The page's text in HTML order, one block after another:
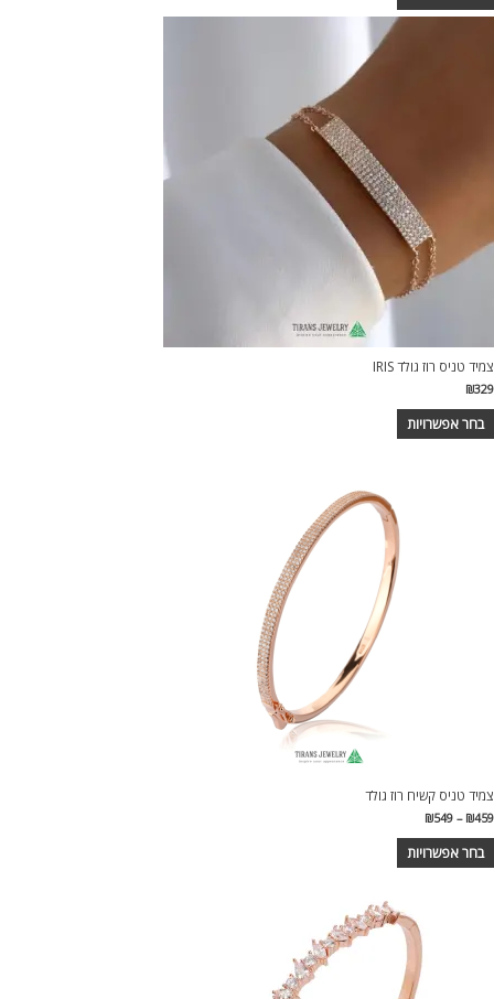
צמיד טניס רוז גולד IRIS
₪329
בחר אפשרויות
צמיד טניס קשיח רוז גולד
₪459
–
₪549
בחר אפשרויות